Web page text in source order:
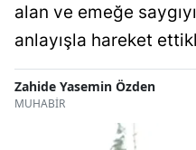
alan ve emeğe
anlayışla hareket
Zahide Yasemin Özden
MUHABİR